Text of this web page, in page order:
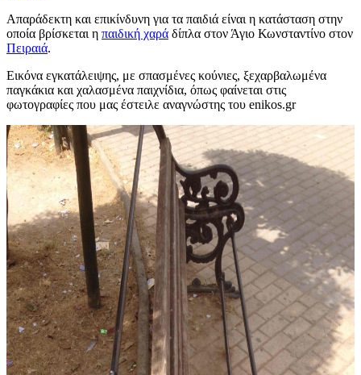
Απαράδεκτη και επικίνδυνη για τα παιδιά είναι η κατάσταση στην
οποία βρίσκεται η παιδική χαρά δίπλα στον Άγιο Κωνσταντίνο στον
Πειραιά.
Εικόνα εγκατάλειψης, με σπασμένες κούνιες, ξεχαρβαλωμένα
παγκάκια και χαλασμένα παιχνίδια, όπως φαίνεται στις
φωτογραφίες που μας έστειλε αναγνώστης του enikos.gr